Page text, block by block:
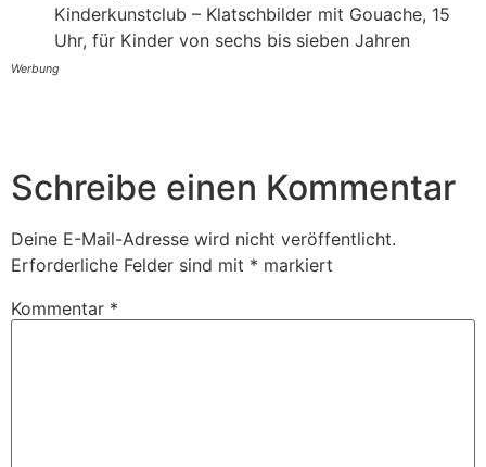
Kinderkunstclub – Klatschbilder mit Gouache, 15
Uhr, für Kinder von sechs bis sieben Jahren
Werbung
Schreibe einen Kommentar
Deine E-Mail-Adresse wird nicht veröffentlicht.
Erforderliche Felder sind mit * markiert
Kommentar *